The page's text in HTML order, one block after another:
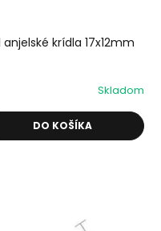
krídla 17x12mm
Skladom
DO KOŠÍKA